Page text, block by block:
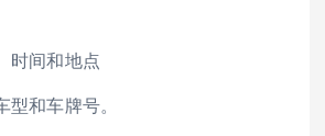
时间和地点
和车牌号。